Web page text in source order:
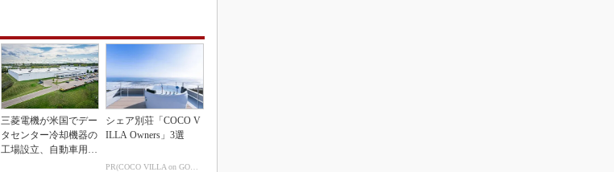
三菱電機が米国でデー
タセンター冷却機器の
工場設立、自動車用電
シェア別荘「COCO V
ILLA Owners」3選
PR(COCO VILLA on GOETHE)